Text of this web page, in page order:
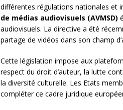
différentes régulations nationales et
de médias audiovisuels (AVMSD)
audiovisuels. La directive a été
partage de vidéos dans son champ
Cette législation impose aux
respect du droit d’auteur, la lutte
la diversité culturelle. Les Etats
compléter ce cadre juridique